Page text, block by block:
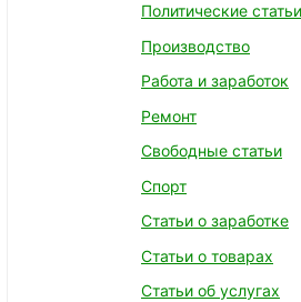
Политические статьи
Производство
Работа и заработок
Ремонт
Свободные статьи
Спорт
Статьи о заработке
Статьи о товарах
Статьи об услугах